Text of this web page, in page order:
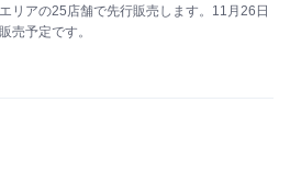
リアの25店舗で先行販売します。11月26日
売予定です。